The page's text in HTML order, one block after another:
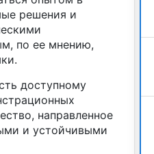
решения и
по ее мнению,
доступному
направленное
и устойчивыми